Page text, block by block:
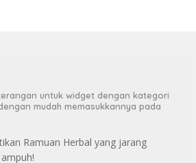
untuk widget dengan kategori
mudah memasukkannya pada